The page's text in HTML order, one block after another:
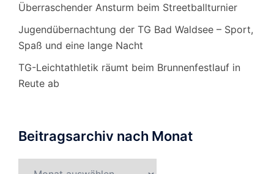
Überraschender Ansturm beim Streetballturnier
Jugendübernachtung der TG Bad Waldsee – Sport,
Spaß und eine lange Nacht
TG-Leichtathletik räumt beim Brunnenfestlauf in
Reute ab
Beitragsarchiv nach Monat